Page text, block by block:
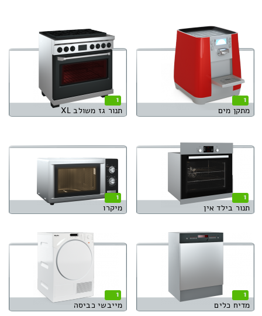
1
מתקן מים
1
תנור גז משולב XL
1
תנור בילד אין
1
מיקרו
1
מדיח כלים
1
מייבשי כביסה